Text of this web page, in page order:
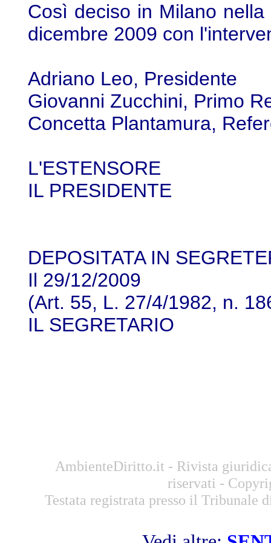
Così deciso in Milano
dicembre 2009 con
Adriano Leo, Presidente
Giovanni Zucchini, Primo
Concetta Plantamura,
L'ESTENSORE
IL PRESIDENTE
DEPOSITATA IN
Il 29/12/2009
(Art. 55, L. 27/4/1982, n.
IL SEGRETARIO
AmbienteDiritto.it - Rivista
riservati -
Testata registrata presso il Tribunale